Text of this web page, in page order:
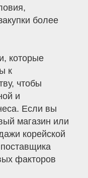
более
которые
к
чтобы
и
Если вы
магазин или
корейской
факторов